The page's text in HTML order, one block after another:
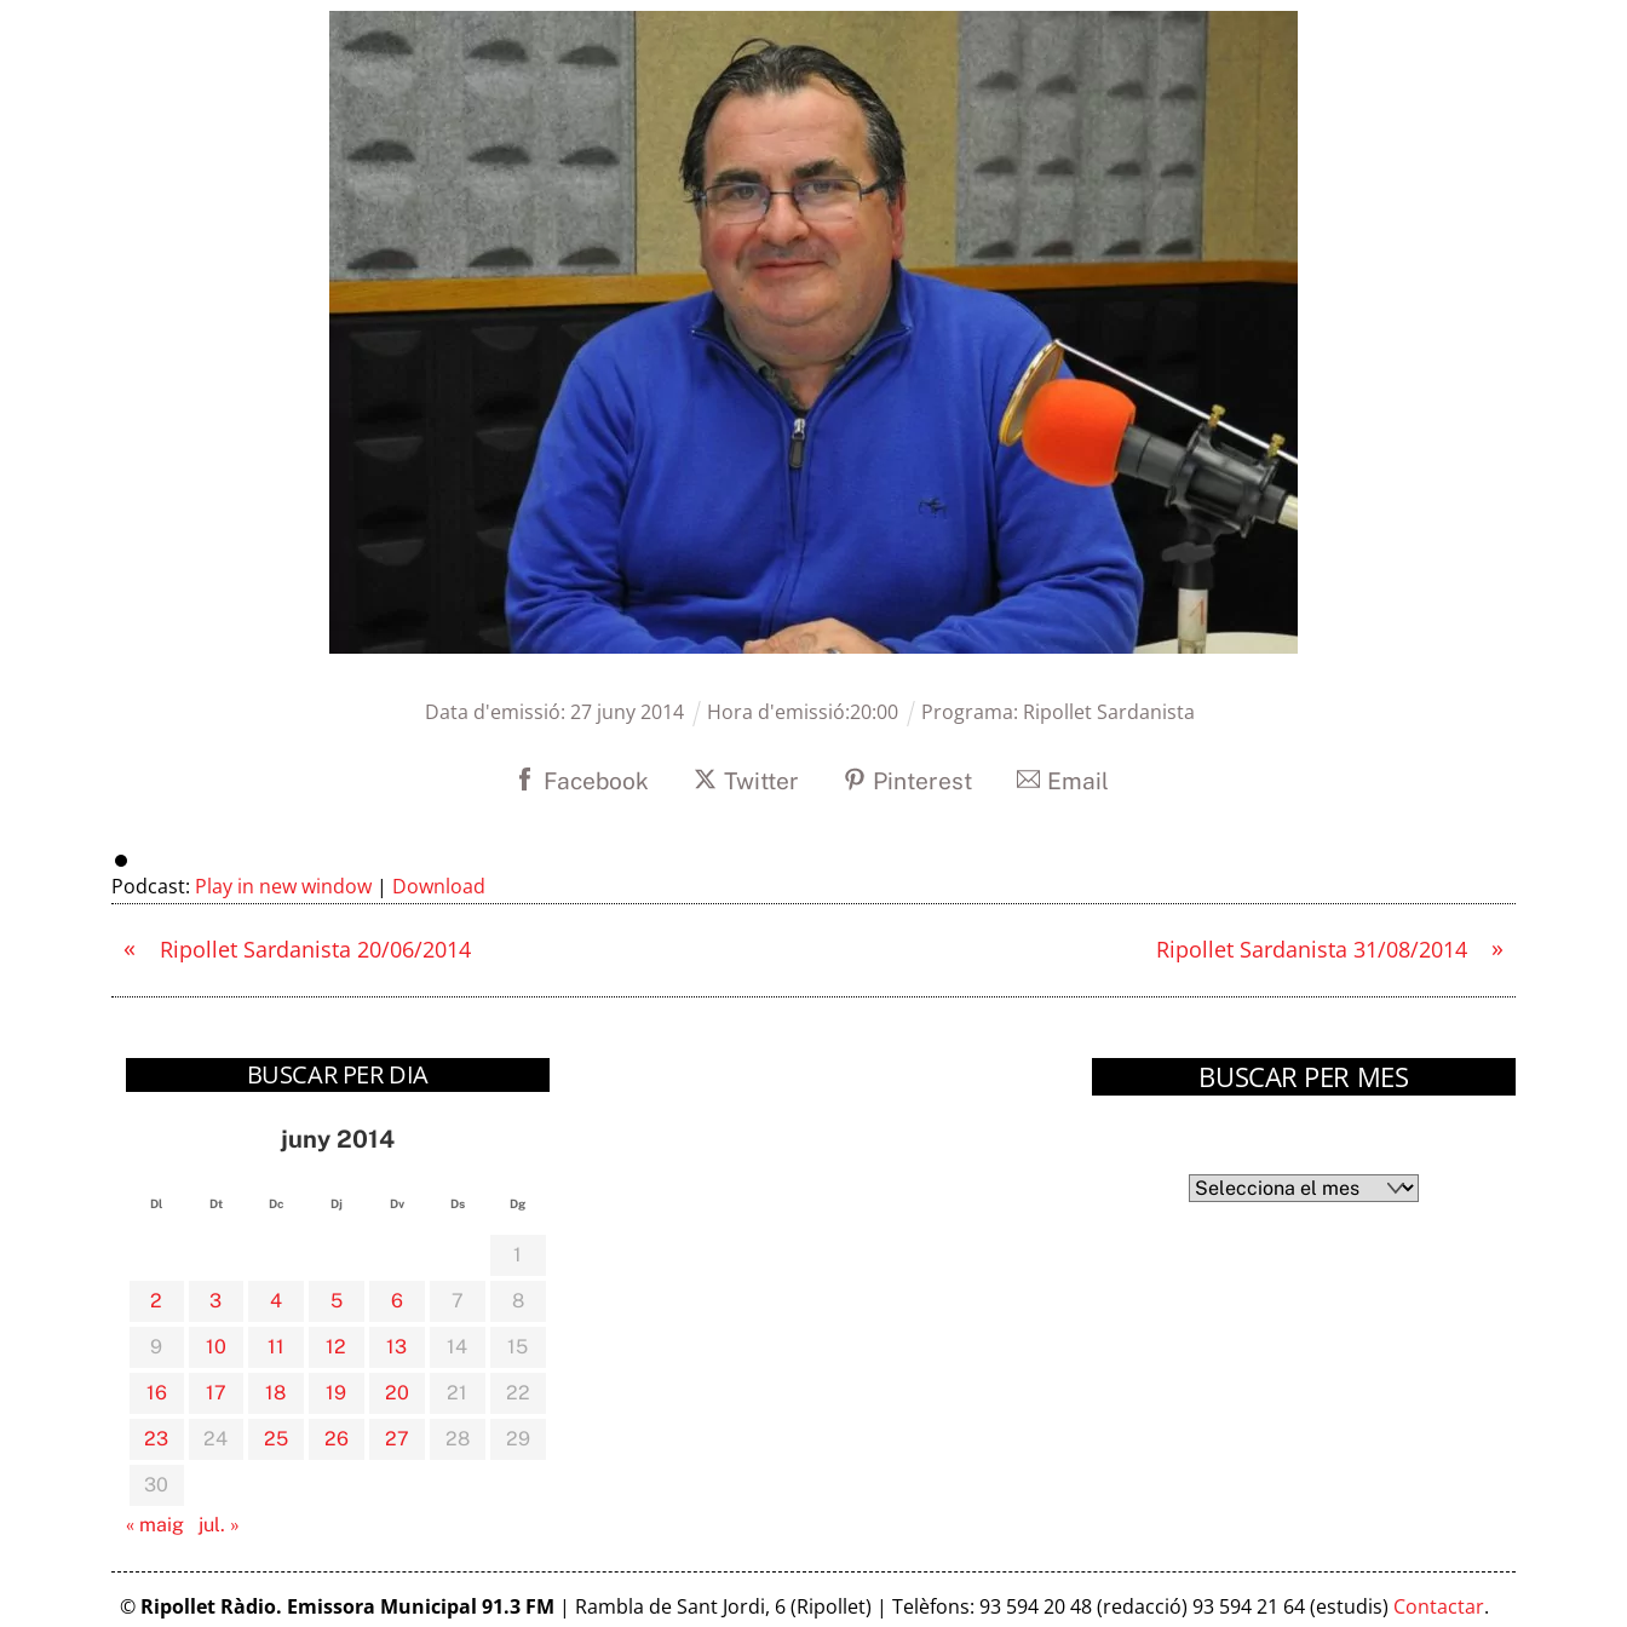
Data d'emissió:27 juny2014 Hora d'emissió:20:00 Programa: Ripollet Sardanista
Facebook Twitter Pinterest Email
Podcast: Play in new window | Download
« Ripollet Sardanista 20/06/2014 »
Ripollet Sardanista 31/08/2014
BUSCAR PER DIA
juny 2014
Dl Dt Dc Dj Dv Ds Dg
1
2
3 4 5 6 7
8
9
10 11 12 13 14
15
16
17 18 19 20 21
22
23
24 25 26 27 28
29
30
« maig
jul. »
BUSCAR PER MES
Arxius
© Ripollet Ràdio. Emissora Municipal 91.3 FM | Rambla de Sant Jordi, 6 (Ripollet) | Telèfons: 93 594 20 48 (redacció) 93 594 21 64 (estudis) Contactar.